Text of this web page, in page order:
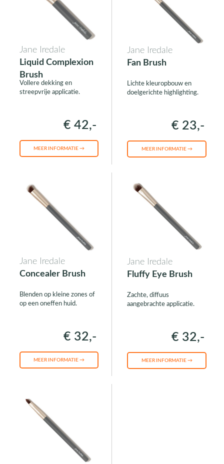
Jane Iredale
Liquid Complexion
Brush
Vollere dekking en
streepvrije applicatie.
€ 42,-
MEER INFORMATIE →
Jane Iredale
Fan Brush
Lichte kleuropbouw en
doelgerichte highlighting.
€ 23,-
MEER INFORMATIE →
Jane Iredale
Concealer Brush
Blenden op kleine zones of
op een oneffen huid.
€ 32,-
MEER INFORMATIE →
Jane Iredale
Fluffy Eye Brush
Zachte, diffuus
aangebrachte applicatie.
€ 32,-
MEER INFORMATIE →